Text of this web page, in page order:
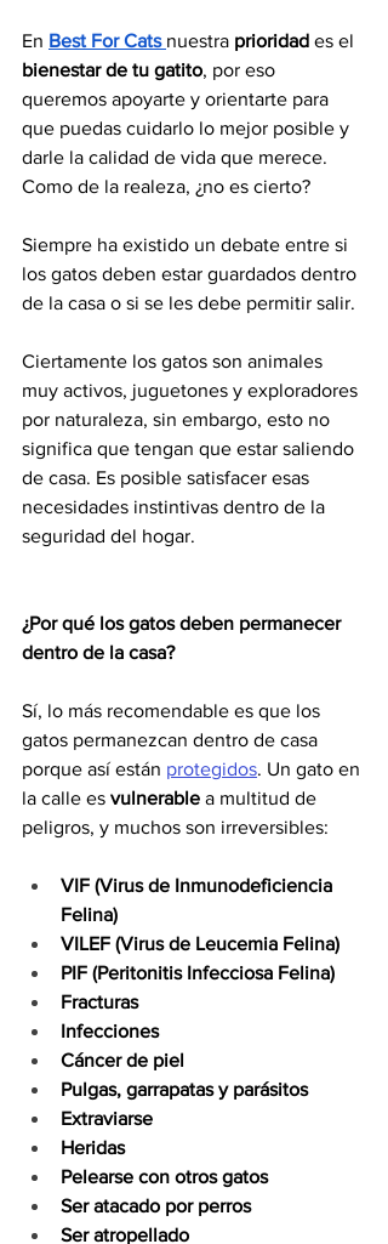
En Best For Cats nuestra prioridad es el
bienestar de tu gatito, por eso
queremos apoyarte y orientarte para
que puedas cuidarlo lo mejor posible y
darle la calidad de vida que merece.
Como de la realeza, ¿no es cierto?
Siempre ha existido un debate entre si
los gatos deben estar guardados dentro
de la casa o si se les debe permitir salir.
Ciertamente los gatos son animales
muy activos, juguetones y exploradores
por naturaleza, sin embargo, esto no
significa que tengan que estar saliendo
de casa. Es posible satisfacer esas
necesidades instintivas dentro de la
seguridad del hogar.
¿Por qué los gatos deben permanecer
dentro de la casa?
Sí, lo más recomendable es que los
gatos permanezcan dentro de casa
porque así están protegidos. Un gato en
la calle es vulnerable a multitud de
peligros, y muchos son irreversibles:
VIF (Virus de Inmunodeficiencia
Felina)
VILEF (Virus de Leucemia Felina)
PIF (Peritonitis Infecciosa Felina)
Fracturas
Infecciones
Cáncer de piel
Pulgas, garrapatas y parásitos
Extraviarse
Heridas
Pelearse con otros gatos
Ser atacado por perros
Ser atropellado